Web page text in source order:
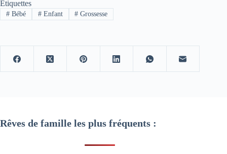
Étiquettes
#Bébé #Enfant # Grossesse
Rêves de famille les plus fréquents :